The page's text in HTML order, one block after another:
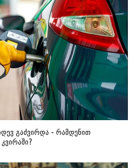
გაძვირდა - რამდენით